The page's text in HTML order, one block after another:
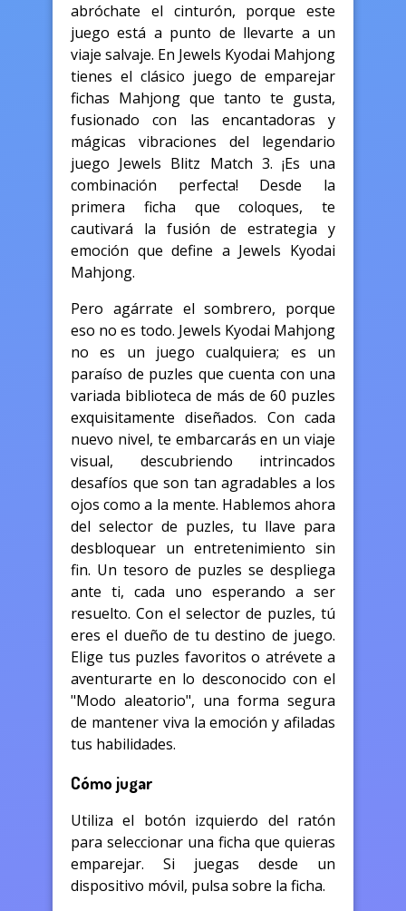
abróchate el cinturón, porque este
juego está a punto de llevarte a un
viaje salvaje. En Jewels Kyodai Mahjong
tienes el clásico juego de emparejar
fichas Mahjong que tanto te gusta,
fusionado con las encantadoras y
mágicas vibraciones del legendario
juego Jewels Blitz Match 3. ¡Es una
combinación perfecta! Desde la
primera ficha que coloques, te
cautivará la fusión de estrategia y
emoción que define a Jewels Kyodai
Mahjong.
Pero agárrate el sombrero, porque
eso no es todo. Jewels Kyodai Mahjong
no es un juego cualquiera; es un
paraíso de puzles que cuenta con una
variada biblioteca de más de 60 puzles
exquisitamente diseñados. Con cada
nuevo nivel, te embarcarás en un viaje
visual, descubriendo intrincados
desafíos que son tan agradables a los
ojos como a la mente. Hablemos ahora
del selector de puzles, tu llave para
desbloquear un entretenimiento sin
fin. Un tesoro de puzles se despliega
ante ti, cada uno esperando a ser
resuelto. Con el selector de puzles, tú
eres el dueño de tu destino de juego.
Elige tus puzles favoritos o atrévete a
aventurarte en lo desconocido con el
"Modo aleatorio", una forma segura
de mantener viva la emoción y afiladas
tus habilidades.
Cómo jugar
Utiliza el botón izquierdo del ratón
para seleccionar una ficha que quieras
emparejar. Si juegas desde un
dispositivo móvil, pulsa sobre la ficha.